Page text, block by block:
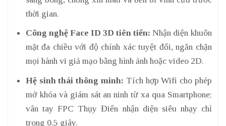
thời gian.
Công nghệ Face ID 3D tiên tiến: Nhận diện khuôn
mặt đa chiều với độ chính xác tuyệt đối, ngăn chặn
mọi hành vi giả mạo bằng hình ảnh hoặc video 2D.
Hệ sinh thái thông minh: Tích hợp Wifi cho phép
mở khóa và giám sát an ninh từ xa qua Smartphone;
vân tay FPC Thụy Điển nhận diện siêu nhạy chỉ
trong 0.5 giây.